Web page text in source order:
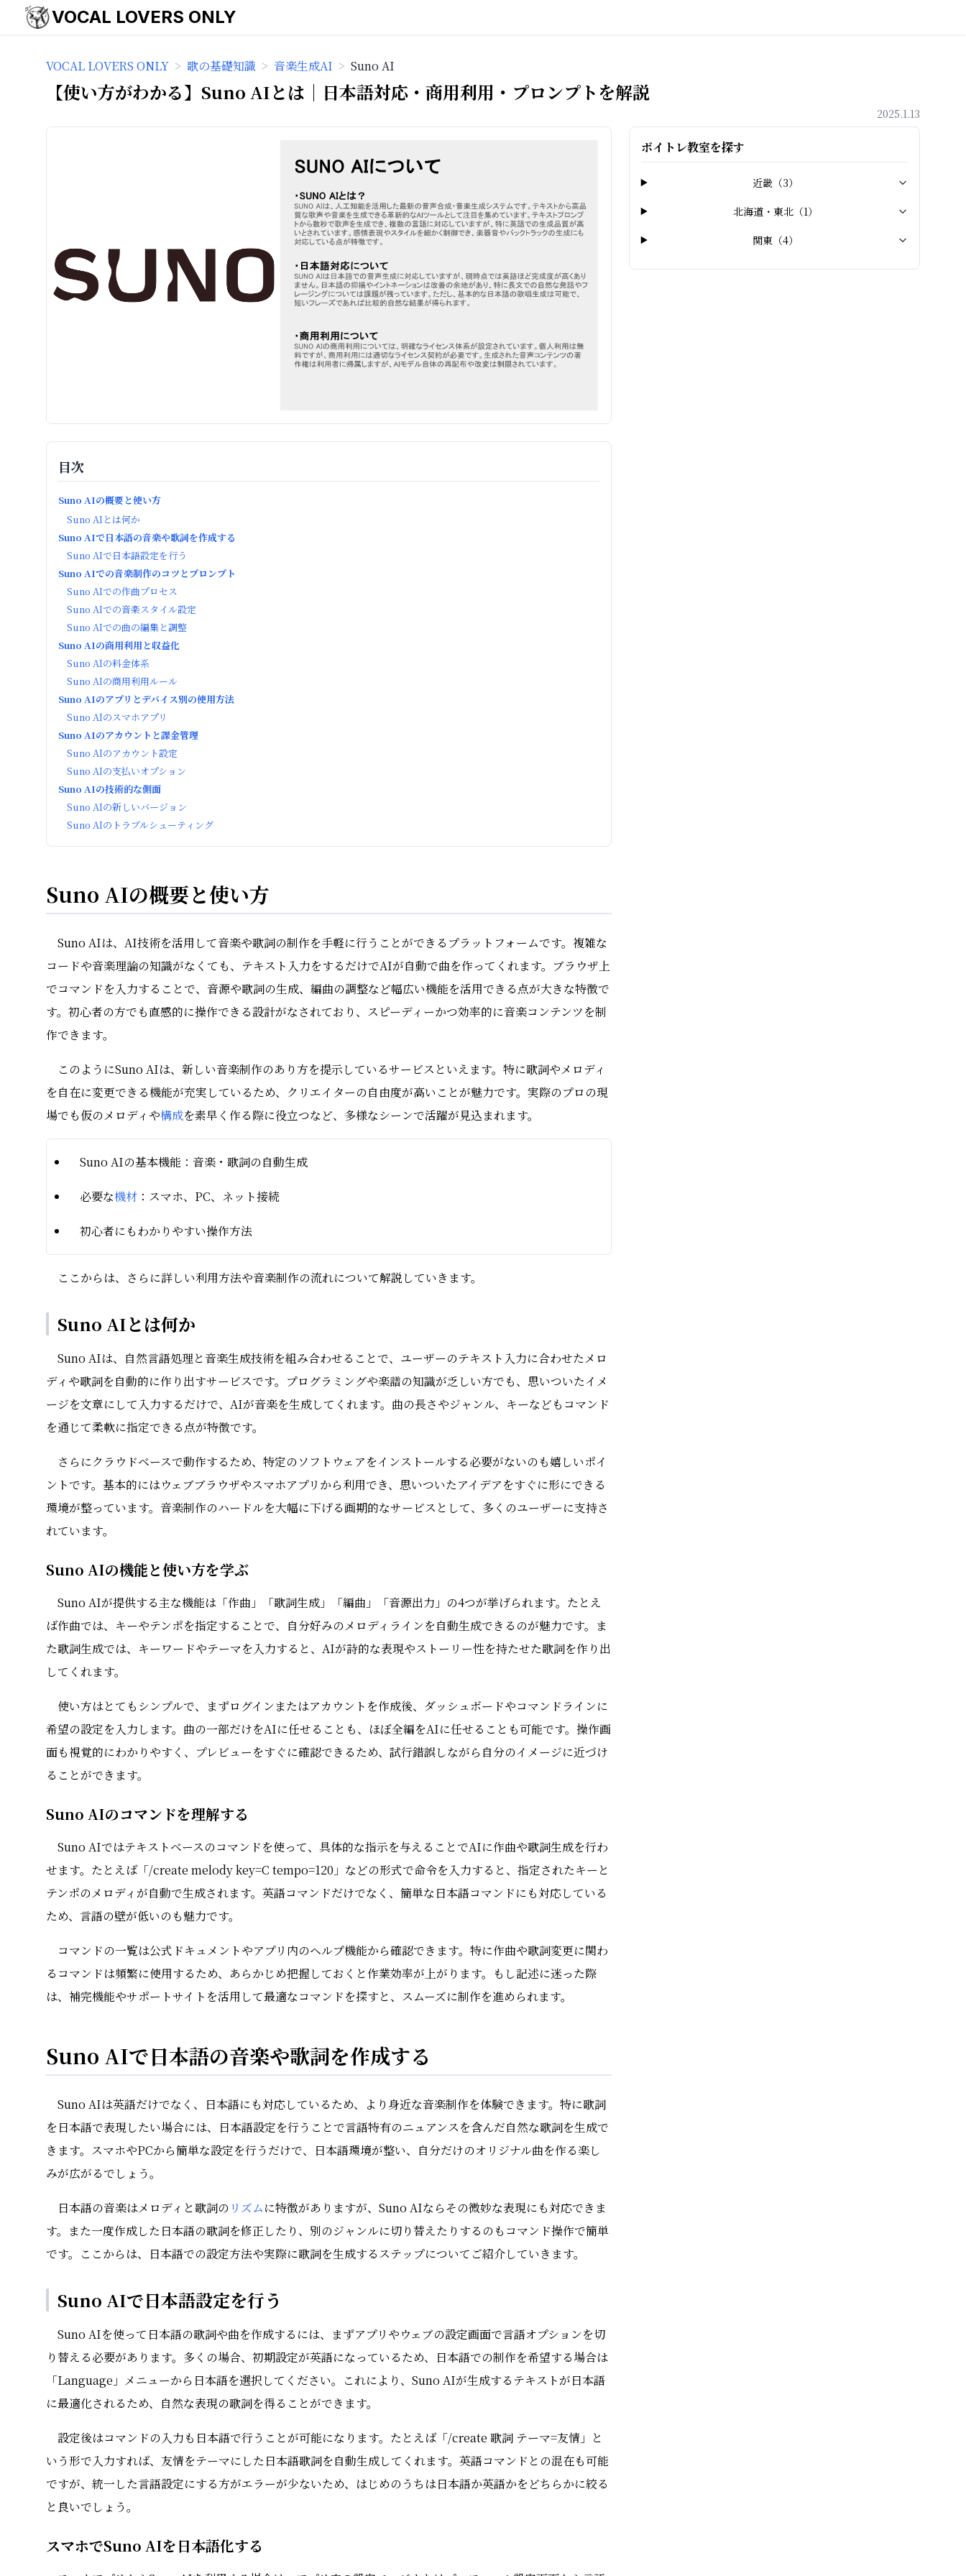
VOCAL LOVERS ONLY
VOCAL LOVERS ONLY > 歌の基礎知識 > 音楽生成AI > Suno AI
【使い方がわかる】Suno AIとは｜日本語対応・商用利用・プロンプトを解説
2025.1.13
目次
Suno AIの概要と使い方
Suno AIとは何か
Suno AIで日本語の音楽や歌詞を作成する
Suno AIで日本語設定を行う
Suno AIでの音楽制作のコツとプロンプト
Suno AIでの作曲プロセス
Suno AIでの音楽スタイル設定
Suno AIでの曲の編集と調整
Suno AIの商用利用と収益化
Suno AIの料金体系
Suno AIの商用利用ルール
Suno AIのアプリとデバイス別の使用方法
Suno AIのスマホアプリ
Suno AIのアカウントと課金管理
Suno AIのアカウント設定
Suno AIの支払いオプション
Suno AIの技術的な側面
Suno AIの新しいバージョン
Suno AIのトラブルシューティング
Suno AIの概要と使い方
Suno AIは、AI技術を活用して音楽や歌詞の制作を手軽に行うことができるプラットフォームです。複雑な
コードや音楽理論の知識がなくても、テキスト入力をするだけでAIが自動で曲を作ってくれます。ブラウザ上
でコマンドを入力することで、音源や歌詞の生成、編曲の調整など幅広い機能を活用できる点が大きな特徴で
す。初心者の方でも直感的に操作できる設計がなされており、スピーディーかつ効率的に音楽コンテンツを制
作できます。
このようにSuno AIは、新しい音楽制作のあり方を提示しているサービスといえます。特に歌詞やメロディ
を自在に変更できる機能が充実しているため、クリエイターの自由度が高いことが魅力です。実際のプロの現
場でも仮のメロディや構成を素早く作る際に役立つなど、多様なシーンで活躍が見込まれます。
Suno AIの基本機能：音楽・歌詞の自動生成
必要な機材 ：スマホ、PC、ネット接続
初心者にもわかりやすい操作方法
ここからは、さらに詳しい利用方法や音楽制作の流れについて解説していきます。
Suno AIとは何か
Suno AIは、自然言語処理と音楽生成技術を組み合わせることで、ユーザーのテキスト入力に合わせたメロ
ディや歌詞を自動的に作り出すサービスです。プログラミングや楽譜の知識が乏しい方でも、思いついたイメ
ージを文章にして入力するだけで、AIが音楽を生成してくれます。曲の長さやジャンル、キーなどもコマンド
を通じて柔軟に指定できる点が特徴です。
さらにクラウドベースで動作するため、特定のソフトウェアをインストールする必要がないのも嬉しいポイ
ントです。基本的にはウェブブラウザやスマホアプリから利用でき、思いついたアイデアをすぐに形にできる
環境が整っています。音楽制作のハードルを大幅に下げる画期的なサービスとして、多くのユーザーに支持さ
れています。
Suno AIの機能と使い方を学ぶ
Suno AIが提供する主な機能は「作曲」「歌詞生成」「編曲」「音源出力」の4つが挙げられます。たとえ
ば作曲では、キーやテンポを指定することで、自分好みのメロディラインを自動生成できるのが魅力です。ま
た歌詞生成では、キーワードやテーマを入力すると、AIが詩的な表現やストーリー性を持たせた歌詞を作り出
してくれます。
使い方はとてもシンプルで、まずログインまたはアカウントを作成後、ダッシュボードやコマンドラインに
希望の設定を入力します。曲の一部だけをAIに任せることも、ほぼ全編をAIに任せることも可能です。操作画
面も視覚的にわかりやすく、プレビューをすぐに確認できるため、試行錯誤しながら自分のイメージに近づけ
ることができます。
Suno AIのコマンドを理解する
Suno AIではテキストベースのコマンドを使って、具体的な指示を与えることでAIに作曲や歌詞生成を行わ
せます。たとえば「/create melody key=C tempo=120」などの形式で命令を入力すると、指定されたキーと
テンポのメロディが自動で生成されます。英語コマンドだけでなく、簡単な日本語コマンドにも対応している
ため、言語の壁が低いのも魅力です。
コマンドの一覧は公式ドキュメントやアプリ内のヘルプ機能から確認できます。特に作曲や歌詞変更に関わ
るコマンドは頻繁に使用するため、あらかじめ把握しておくと作業効率が上がります。もし記述に迷った際
は、補完機能やサポートサイトを活用して最適なコマンドを探すと、スムーズに制作を進められます。
Suno AIで日本語の音楽や歌詞を作成する
Suno AIは英語だけでなく、日本語にも対応しているため、より身近な音楽制作を体験できます。特に歌詞
を日本語で表現したい場合には、日本語設定を行うことで言語特有のニュアンスを含んだ自然な歌詞を生成で
きます。スマホやPCから簡単な設定を行うだけで、日本語環境が整い、自分だけのオリジナル曲を作る楽し
みが広がるでしょう。
日本語の音楽はメロディと歌詞の リズムに特徴がありますが、Suno AIならその微妙な表現にも対応できま
す。また一度作成した日本語の歌詞を修正したり、別のジャンルに切り替えたりするのもコマンド操作で簡単
です。ここからは、日本語での設定方法や実際に歌詞を生成するステップについてご紹介していきます。
Suno AIで日本語設定を行う
Suno AIを使って日本語の歌詞や曲を作成するには、まずアプリやウェブの設定画面で言語オプションを切
り替える必要があります。多くの場合、初期設定が英語になっているため、日本語での制作を希望する場合は
「Language」メニューから日本語を選択してください。これにより、Suno AIが生成するテキストが日本語
に最適化されるため、自然な表現の歌詞を得ることができます。
設定後はコマンドの入力も日本語で行うことが可能になります。たとえば「/create 歌詞 テーマ=友情」と
いう形で入力すれば、友情をテーマにした日本語歌詞を自動生成してくれます。英語コマンドとの混在も可能
ですが、統一した言語設定にする方がエラーが少ないため、はじめのうちは日本語か英語かをどちらかに絞る
と良いでしょう。
スマホでSuno AIを日本語化する
ボイトレ教室を探す
近畿 （3）
北海道・東北（1）
関東（4）